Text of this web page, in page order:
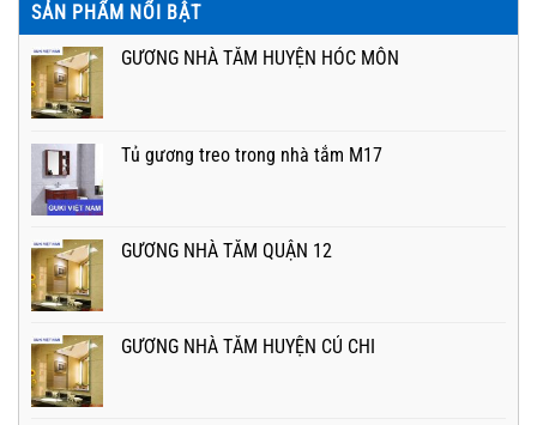
SẢN PHẨM NỔI BẬT
GƯƠNG NHÀ TẮM HUYỆN HÓC MÔN
Tủ gương treo trong nhà tắm M17
GƯƠNG NHÀ TẮM QUẬN 12
GƯƠNG NHÀ TẮM HUYỆN CỦ CHI